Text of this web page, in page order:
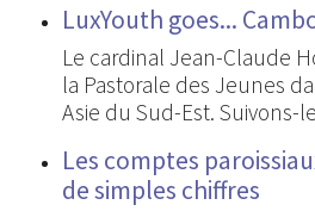
LuxYouth goes...
Le cardinal Jean-Claude
la Pastorale des Jeunes
Asie du Sud-Est. Suivons-
Les comptes
de simples chiffres